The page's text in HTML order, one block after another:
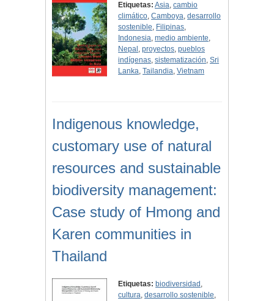
Etiquetas: Asia,cambio
climático,Camboya,desarrollo
sostenible, Filipinas,
Indonesia,medio ambiente,
Nepal ,proyectos,pueblos
indígenas,sistematización,Sri
Lanka,Tailandia,Vietnam
Indigenous knowledge,
customary use of natural
resources and sustainable
biodiversity management:
Case study of Hmong and
Karen communities in
Thailand
Etiquetas: biodiversidad ,
cultura,desarrollo sostenible,